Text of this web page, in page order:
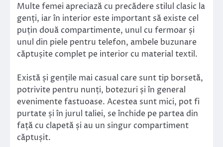
Multe femei apreciază cu precădere stilul clasic la
genți, iar în interior este important să existe cel
puțin două compartimente, unul cu fermoar și
unul din piele pentru telefon, ambele buzunare
căptușite complet pe interior cu material textil.
Există și gențile mai casual care sunt tip borsetă,
potrivite pentru nunți, botezuri și în general
evenimente fastuoase. Acestea sunt mici, pot fi
purtate și în jurul taliei, se închide pe partea din
față cu clapetă și au un singur compartiment
căptușit.